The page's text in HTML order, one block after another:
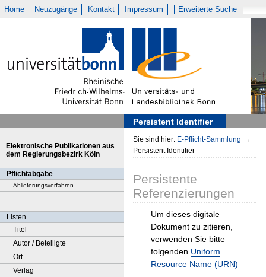
Home Neuzugänge Kontakt Impressum Erweiterte Suche
Persistent Identifier
Elektronische Publikationen aus
dem Regierungsbezirk Köln
Pflichtabgabe
Ablieferungsverfahren
Listen
Titel
Autor / Beteiligte
Ort
Verlag
Sie sind hier: E-Pflicht-Sammlung →
Persistent Identifier
Persistente
Referenzierungen
Um dieses digitale
Dokument zu zitieren,
verwenden Sie bitte
folgenden Uniform
Resource Name (URN)